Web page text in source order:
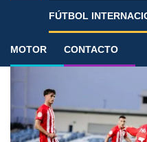
FÚTBOL
MOTOR CONTACTO
»
Adrián Niño